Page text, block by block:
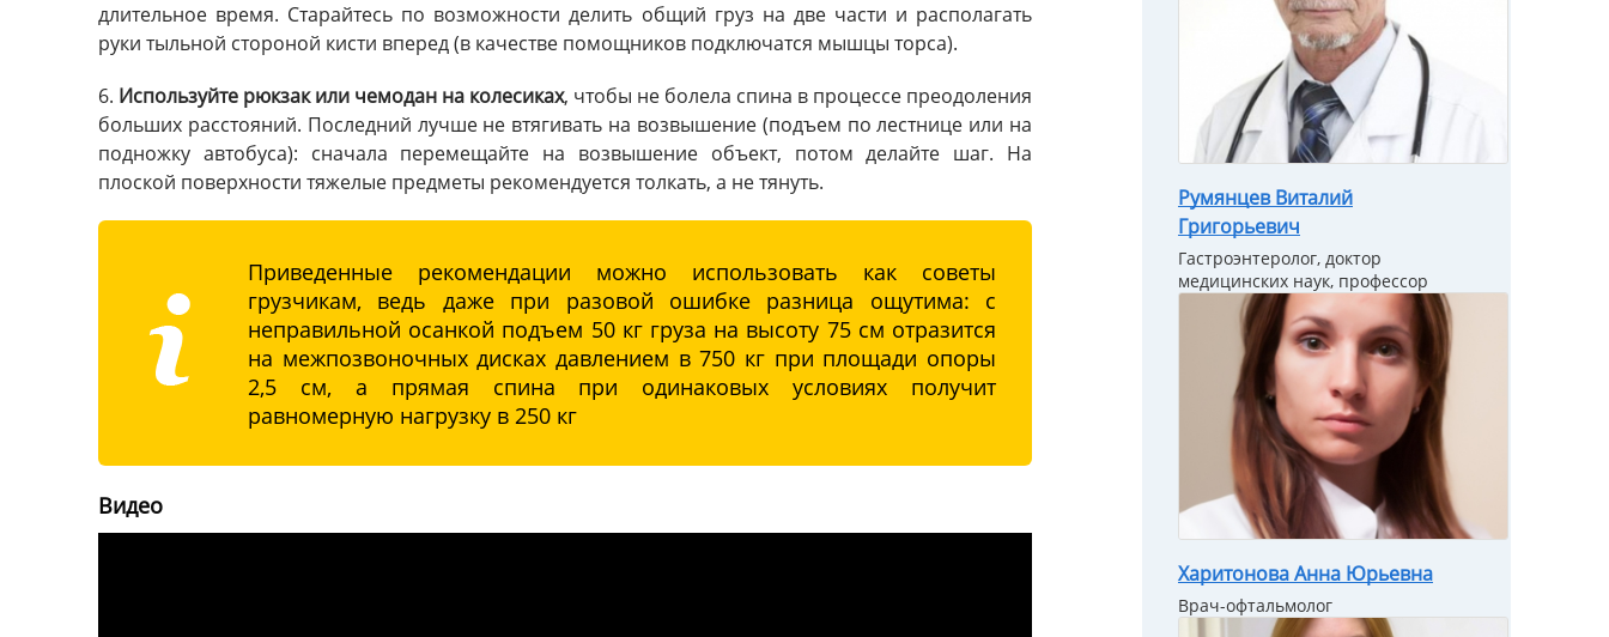
длительное время. Старайтесь по возможности делить общий груз на две части и располагать
руки тыльной стороной кисти вперед (в качестве помощников подключатся мышцы торса).
6. Используйте рюкзак или чемодан на колесиках, чтобы не болела спина в процессе преодоления
больших расстояний. Последний лучше не втягивать на возвышение (подъем по лестнице или на
подножку автобуса): сначала перемещайте на возвышение объект, потом делайте шаг. На
плоской поверхности тяжелые предметы рекомендуется толкать, а не тянуть.
Приведенные рекомендации можно использовать как советы
грузчикам, ведь даже при разовой ошибке разница ощутима: с
неправильной осанкой подъем 50 кг груза на высоту 75 см отразится
на межпозвоночных дисках давлением в 750 кг при площади опоры
2,5 см, а прямая спина при одинаковых условиях получит
равномерную нагрузку в 250 кг
Видео
Румянцев Виталий
Григорьевич
Гастроэнтеролог, доктор
медицинских наук, профессор
Харитонова Анна Юрьевна
Врач-офтальмолог